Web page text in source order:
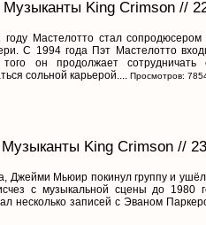
King Crimson //
году Мастелотто стал
С 1994 года Пэт Мастелотто
того он продолжает
сольной карьерой.... Просмотров:
King Crimson //
Джейми Мьюир покинул группу и
с музыкальной сцены до 1980
несколько записей с Эваном